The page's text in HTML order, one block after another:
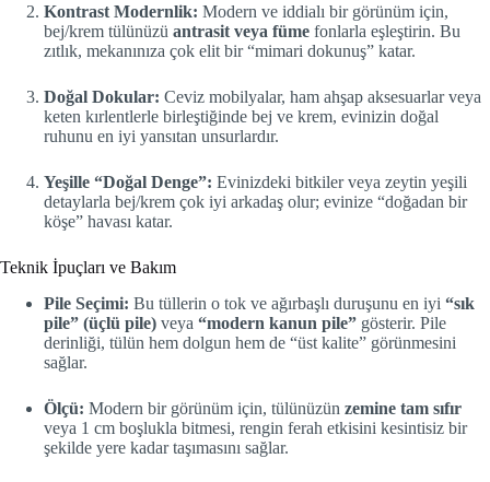
Kontrast Modernlik: Modern ve iddialı bir görünüm için,
bej/krem tülünüzü antrasit veya füme fonlarla eşleştirin. Bu
zıtlık, mekanınıza çok elit bir “mimari dokunuş” katar.
Doğal Dokular: Ceviz mobilyalar, ham ahşap aksesuarlar veya
keten kırlentlerle birleştiğinde bej ve krem, evinizin doğal
ruhunu en iyi yansıtan unsurlardır.
Yeşille “Doğal Denge”: Evinizdeki bitkiler veya zeytin yeşili
detaylarla bej/krem çok iyi arkadaş olur; evinize “doğadan bir
köşe” havası katar.
Teknik İpuçları ve Bakım
Pile Seçimi: Bu tüllerin o tok ve ağırbaşlı duruşunu en iyi “sık
pile” (üçlü pile) veya “modern kanun pile” gösterir. Pile
derinliği, tülün hem dolgun hem de “üst kalite” görünmesini
sağlar.
Ölçü: Modern bir görünüm için, tülünüzün zemine tam sıfır
veya 1 cm boşlukla bitmesi, rengin ferah etkisini kesintisiz bir
şekilde yere kadar taşımasını sağlar.